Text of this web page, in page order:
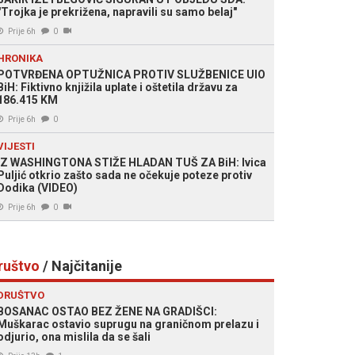
je prekrižena, napravili su samo belaj"
Prije 6h 0
OPTUŽNICA PROTIV SLUŽBENICE UIO
Fiktivno knjižila uplate i oštetila državu za
KM
Prije 6h 0
WASHINGTONA STIŽE HLADAN TUŠ ZA BiH: Ivica
otkrio zašto sada ne očekuje poteze protiv
(VIDEO)
Prije 6h 0
/ Najčitanije
OSTAO BEZ ŽENE NA GRADIŠCI:
ostavio suprugu na graničnom prelazu i
ona mislila da se šali